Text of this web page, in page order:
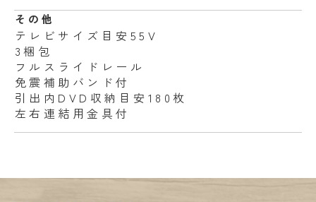
その他
テレビサイズ目安55V
3梱包
フルスライドレール
免震補助バンド付
引出内DVD収納目安180枚
左右連結用金具付